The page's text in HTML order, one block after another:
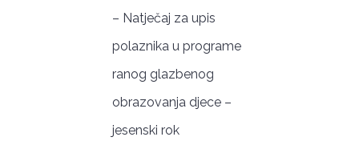
– Natječaj za upis
polaznika u programe
ranog glazbenog
obrazovanja djece –
jesenski rok